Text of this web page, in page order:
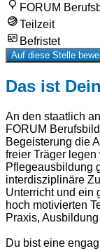
FORUM
Teilzeit
Befristet
Auf diese Stelle
Das ist
An den staatlich
FORUM
Begeisterung die
freier Träger
Pflegeausbildung
interdisziplinäre
Unterricht und ein
hoch motivierten
Praxis,
Du bist eine